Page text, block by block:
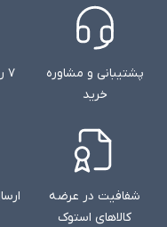
پشتیبانی و مشاوره
خرید
شفافیت در عرضه
کالاهای استوک